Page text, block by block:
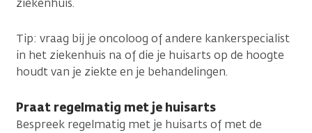
ziekenhuis.
Tip: vraag bij je oncoloog of andere kankerspecialist
in het ziekenhuis na of die je huisarts op de hoogte
houdt van je ziekte en je behandelingen.
Praat regelmatig met je huisarts
Bespreek regelmatig met je huisarts of met de